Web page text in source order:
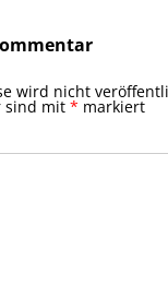
wird nicht
sind mit * markiert